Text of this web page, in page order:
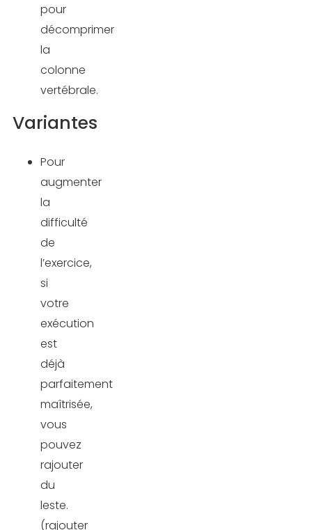
pour
décomprimer
la
colonne
vertébrale.
Variantes
Pour
augmenter
la
difficulté
de
l’exercice,
si
votre
exécution
est
déjà
parfaitement
maîtrisée,
vous
pouvez
rajouter
du
leste.
(rajouter